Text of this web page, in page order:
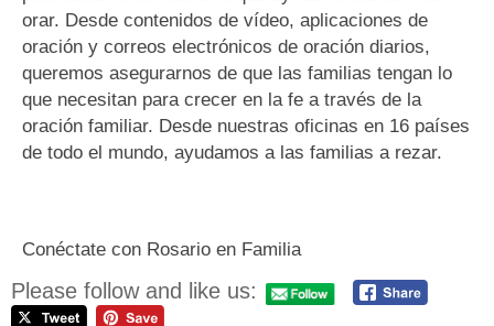
orar. Desde contenidos de vídeo, aplicaciones de
oración y correos electrónicos de oración diarios,
queremos asegurarnos de que las familias tengan lo
que necesitan para crecer en la fe a través de la
oración familiar. Desde nuestras oficinas en 16 países
de todo el mundo, ayudamos a las familias a rezar.
Conéctate con Rosario en Familia
Please follow and like us: